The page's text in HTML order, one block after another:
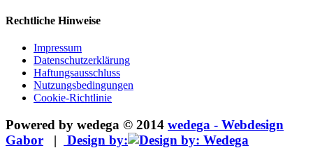
Rechtliche Hinweise
Impressum
Datenschutzerklärung
Haftungsausschluss
Nutzungsbedingungen
Cookie-Richtlinie
Powered by wedega © 2014 wedega - Webdesign
Gabor | Design by: